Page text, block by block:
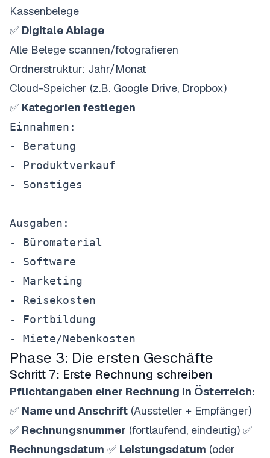
Kassenbelege
✅ Digitale Ablage
Alle Belege scannen/fotografieren
Ordnerstruktur: Jahr/Monat
Cloud-Speicher (z.B. Google Drive, Dropbox)
✅ Kategorien festlegen
Einnahmen:
- Beratung
- Produktverkauf
- Sonstiges
Ausgaben:
- Büromaterial
- Software
- Marketing
- Reisekosten
- Fortbildung
Phase 3: Die ersten Geschäfte
Schritt 7: Erste Rechnung schreiben
Pflichtangaben einer Rechnung in Österreich:
✅ Name und Anschrift (Aussteller + Empfänger)
✅ Rechnungsnummer (fortlaufend, eindeutig) ✅
Rechnungsdatum ✅ Leistungsdatum (oder